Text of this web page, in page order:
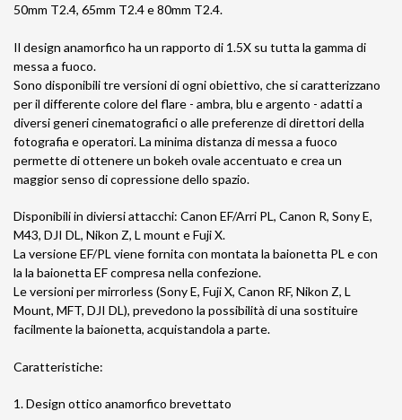
50mm T2.4, 65mm T2.4 e 80mm T2.4.
Il design anamorfico ha un rapporto di 1.5X su tutta la gamma di
messa a fuoco.
Sono disponibili tre versioni di ogni obiettivo, che si caratterizzano
per il differente colore del flare - ambra, blu e argento - adatti a
diversi generi cinematografici o alle preferenze di direttori della
fotografia e operatori. La minima distanza di messa a fuoco
permette di ottenere un bokeh ovale accentuato e crea un
maggior senso di copressione dello spazio.
Disponibili in diviersi attacchi: Canon EF/Arri PL, Canon R, Sony E,
M43, DJI DL, Nikon Z, L mount e Fuji X.
La versione EF/PL viene fornita con montata la baionetta PL e con
la la baionetta EF compresa nella confezione.
Le versioni per mirrorless (Sony E, Fuji X, Canon RF, Nikon Z, L
Mount, MFT, DJI DL), prevedono la possibilità di una sostituire
facilmente la baionetta, acquistandola a parte.
Caratteristiche:
1. Design ottico anamorfico brevettato